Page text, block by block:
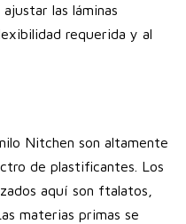
las láminas
requerida y al
Nitchen son altamente
de plastificantes. Los
aquí son ftalatos,
materias primas se